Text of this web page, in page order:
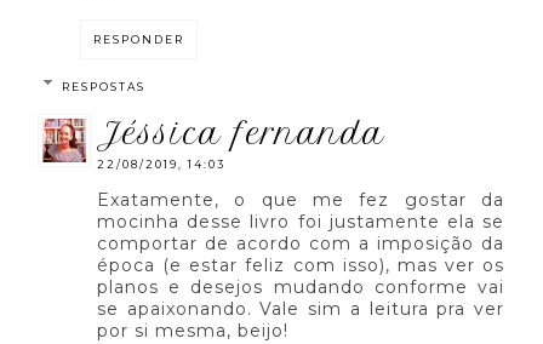
RESPONDER
RESPOSTAS
jéssica fernanda
22/08/2019, 14:03
Exatamente, o que me fez gostar da
mocinha desse livro foi justamente ela se
comportar de acordo com a imposição da
época (e estar feliz com isso), mas ver os
planos e desejos mudando conforme vai
se apaixonando. Vale sim a leitura pra ver
por si mesma, beijo!